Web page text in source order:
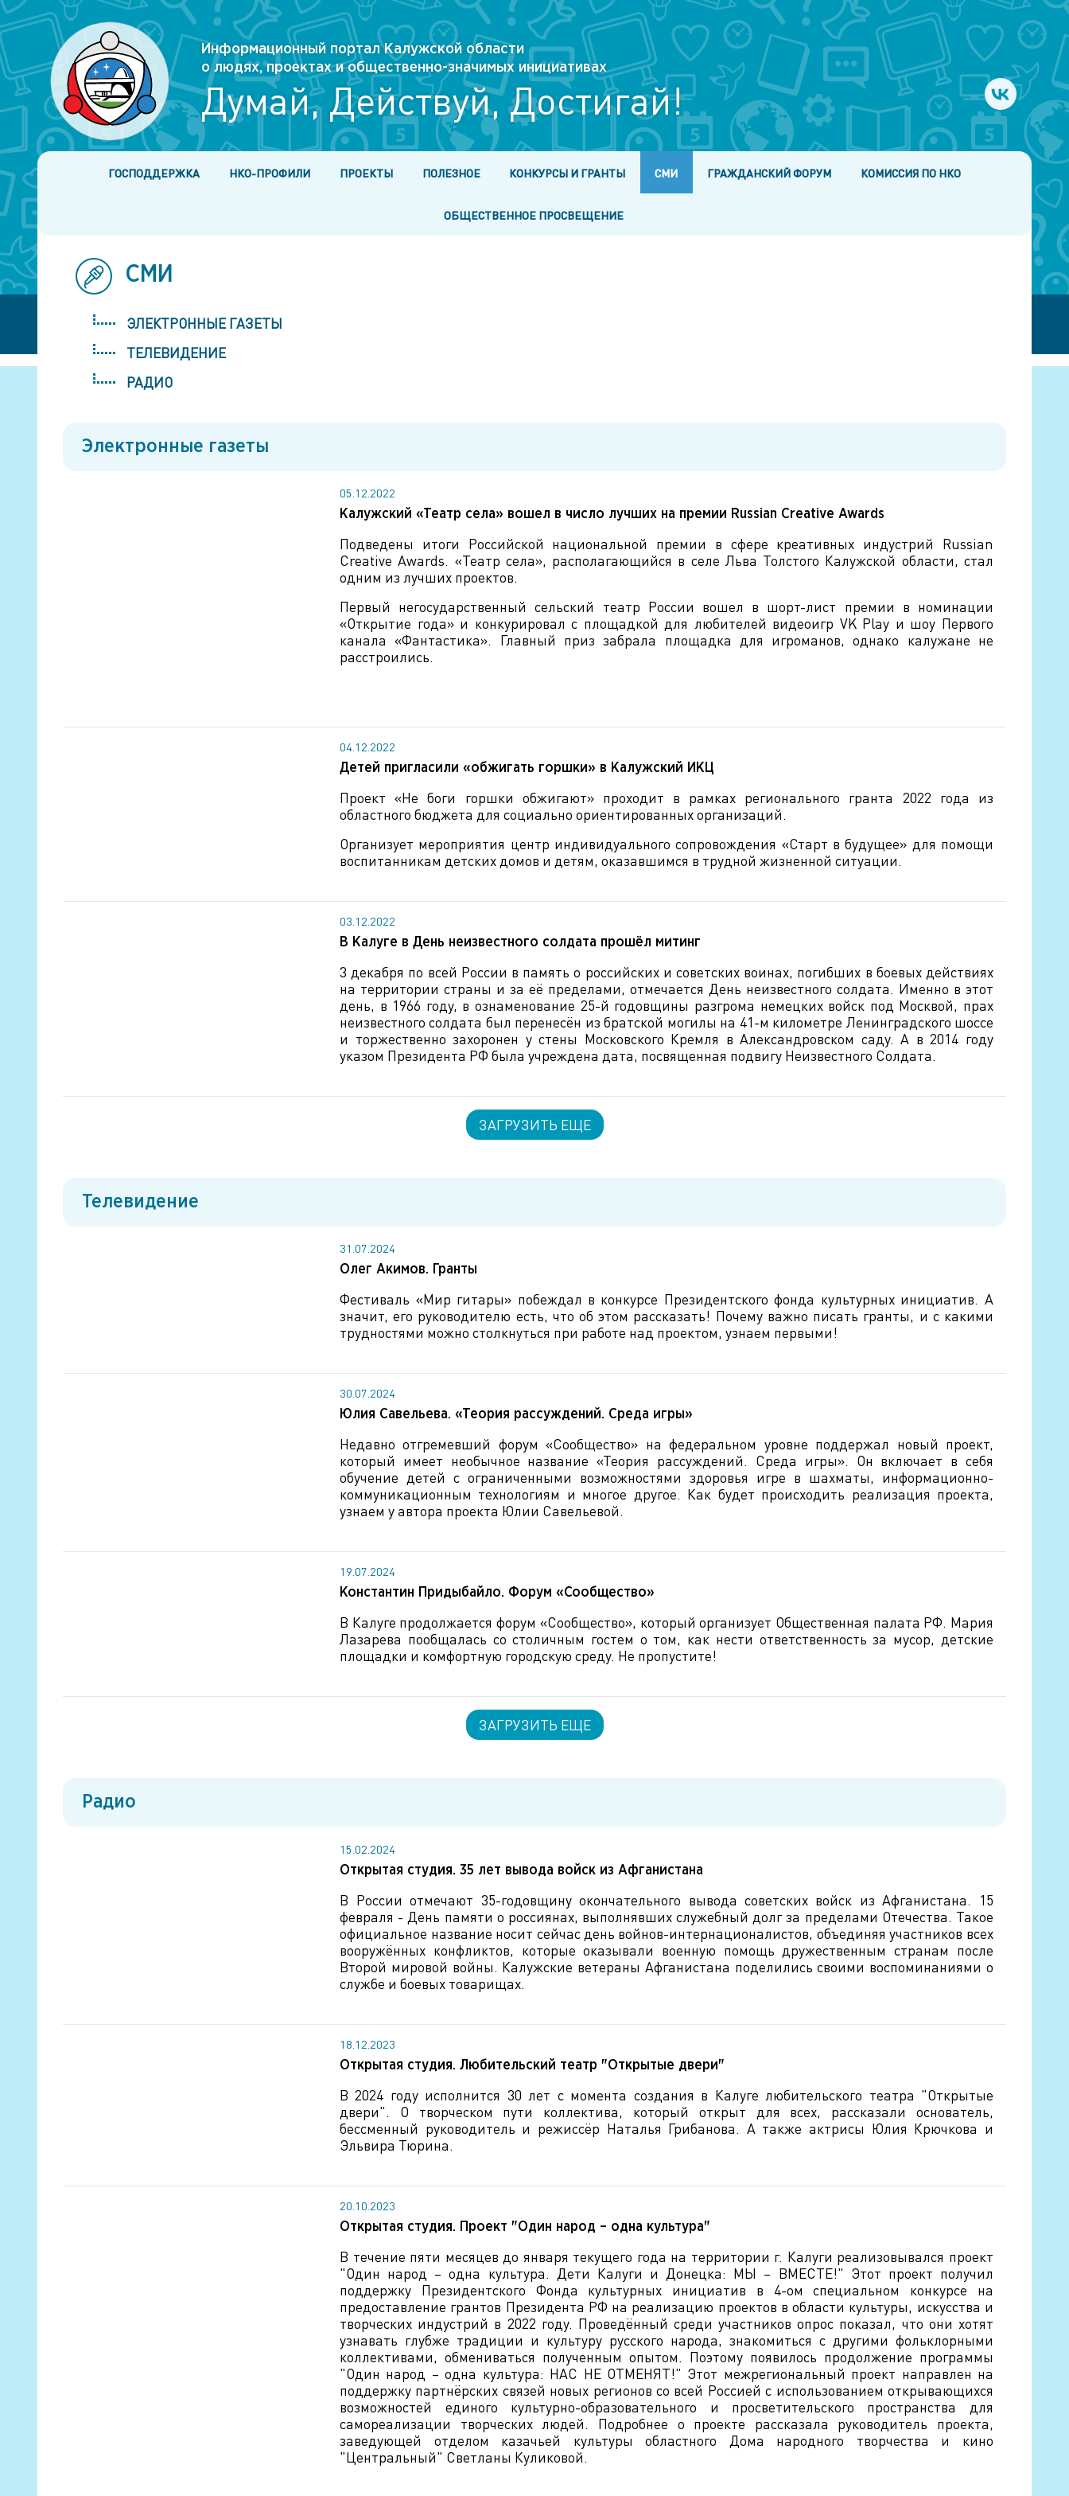
Информационный портал Калужской области
о людях, проектах и общественно-значимых инициативах
Думай, Действуй, Достигай!
ГОСПОДДЕРЖКА НКО-ПРОФИЛИ ПРОЕКТЫ ПОЛЕЗНОЕ КОНКУРСЫ И ГРАНТЫ СМИ ГРАЖДАНСКИЙ ФОРУМ КОМИССИЯ ПО НКО
ОБЩЕСТВЕННОЕ ПРОСВЕЩЕНИЕ
СМИ
ЭЛЕКТРОННЫЕ ГАЗЕТЫ
ТЕЛЕВИДЕНИЕ
РАДИО
Электронные газеты
05.12.2022
Калужский «Театр села» вошел в число лучших на премии Russian Creative Awards
Подведены итоги Российской национальной премии в сфере креативных индустрий Russian
Creative Awards. «Театр села», располагающийся в селе Льва Толстого Калужской области, стал
одним из лучших проектов.
Первый негосударственный сельский театр России вошел в шорт-лист премии в номинации
«Открытие года» и конкурировал с площадкой для любителей видеоигр VK Play и шоу Первого
канала «Фантастика». Главный приз забрала площадка для игроманов, однако калужане не
расстроились.
04.12.2022
Детей пригласили «обжигать горшки» в Калужский ИКЦ
Проект «Не боги горшки обжигают» проходит в рамках регионального гранта 2022 года из
областного бюджета для социально ориентированных организаций.
Организует мероприятия центр индивидуального сопровождения «Старт в будущее» для помощи
воспитанникам детских домов и детям, оказавшимся в трудной жизненной ситуации.
03.12.2022
В Калуге в День неизвестного солдата прошёл митинг
3 декабря по всей России в память о российских и советских воинах, погибших в боевых действиях
на территории страны и за её пределами, отмечается День неизвестного солдата. Именно в этот
день, в 1966 году, в ознаменование 25-й годовщины разгрома немецких войск под Москвой, прах
неизвестного солдата был перенесён из братской могилы на 41-м километре Ленинградского шоссе
и торжественно захоронен у стены Московского Кремля в Александровском саду. А в 2014 году
указом Президента РФ была учреждена дата, посвященная подвигу Неизвестного Солдата.
ЗАГРУЗИТЬ ЕЩЕ
Телевидение
31.07.2024
Олег Акимов. Гранты
Фестиваль «Мир гитары» побеждал в конкурсе Президентского фонда культурных инициатив. А
значит, его руководителю есть, что об этом рассказать! Почему важно писать гранты, и с какими
трудностями можно столкнуться при работе над проектом, узнаем первыми!
30.07.2024
Юлия Савельева. «Теория рассуждений. Среда игры»
Недавно отгремевший форум «Сообщество» на федеральном уровне поддержал новый проект,
который имеет необычное название «Теория рассуждений. Среда игры». Он включает в себя
обучение детей с ограниченными возможностями здоровья игре в шахматы, информационно-
коммуникационным технологиям и многое другое. Как будет происходить реализация проекта,
узнаем у автора проекта Юлии Савельевой.
19.07.2024
Константин Придыбайло. Форум «Сообщество»
В Калуге продолжается форум «Сообщество», который организует Общественная палата РФ. Мария
Лазарева пообщалась со столичным гостем о том, как нести ответственность за мусор, детские
площадки и комфортную городскую среду. Не пропустите!
ЗАГРУЗИТЬ ЕЩЕ
Радио
15.02.2024
Открытая студия. 35 лет вывода войск из Афганистана
В России отмечают 35-годовщину окончательного вывода советских войск из Афганистана. 15
февраля - День памяти о россиянах, выполнявших служебный долг за пределами Отечества. Такое
официальное название носит сейчас день войнов-интернационалистов, объединяя участников всех
вооружённых конфликтов, которые оказывали военную помощь дружественным странам после
Второй мировой войны. Калужские ветераны Афганистана поделились своими воспоминаниями о
службе и боевых товарищах.
18.12.2023
Открытая студия. Любительский театр "Открытые двери"
В 2024 году исполнится 30 лет с момента создания в Калуге любительского театра "Открытые
двери". О творческом пути коллектива, который открыт для всех, рассказали основатель,
бессменный руководитель и режиссёр Наталья Грибанова. А также актрисы Юлия Крючкова и
Эльвира Тюрина.
20.10.2023
Открытая студия. Проект "Один народ – одна культура"
В течение пяти месяцев до января текущего года на территории г. Калуги реализовывался проект
"Один народ – одна культура. Дети Калуги и Донецка: МЫ – ВМЕСТЕ!" Этот проект получил
поддержку Президентского Фонда культурных инициатив в 4-ом специальном конкурсе на
предоставление грантов Президента РФ на реализацию проектов в области культуры, искусства и
творческих индустрий в 2022 году. Проведённый среди участников опрос показал, что они хотят
узнавать глубже традиции и культуру русского народа, знакомиться с другими фольклорными
коллективами, обмениваться полученным опытом. Поэтому появилось продолжение программы
"Один народ – одна культура: НАС НЕ ОТМЕНЯТ!" Этот межрегиональный проект направлен на
поддержку партнёрских связей новых регионов со всей Россией с использованием открывающихся
возможностей единого культурно-образовательного и просветительского пространства для
самореализации творческих людей. Подробнее о проекте рассказала руководитель проекта,
заведующей отделом казачьей культуры областного Дома народного творчества и кино
"Центральный" Светланы Куликовой.